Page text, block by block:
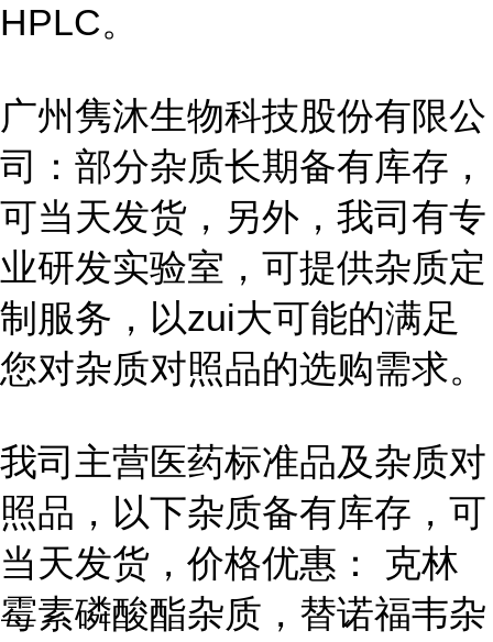
HPLC。
广州隽沐生物科技股份有限公
司：部分杂质长期备有库存，
可当天发货，另外，我司有专
业研发实验室，可提供杂质定
制服务，以zui大可能的满足
您对杂质对照品的选购需求。
我司主营医药标准品及杂质对
照品，以下杂质备有库存，可
当天发货，价格优惠： 克林
霉素磷酸酯杂质，替诺福韦杂